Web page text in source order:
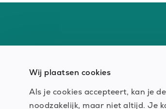
Wij plaatsen cookies
Als je cookies accepteert, kan je
noodzakelijk, maar niet altijd. Je